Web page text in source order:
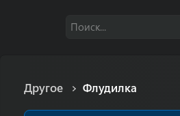
Другое Флудилка